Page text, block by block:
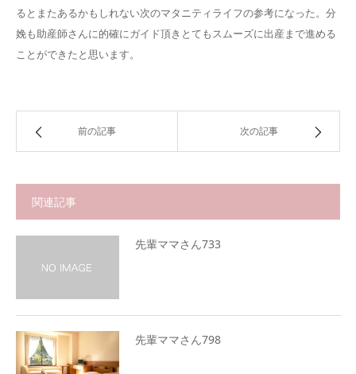
るとまたあるかもしれない次のマタニティライフの参考になった。分
娩も助産師さんに的確にガイド頂きとてもスムーズに出産まで進める
ことができたと思います。
前の記事 次の記事
関連記事
先輩ママさん733
先輩ママさん798